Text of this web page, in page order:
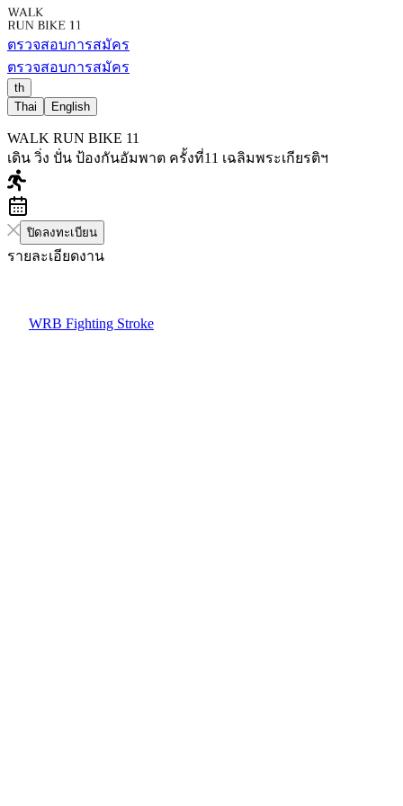
ตรวจสอบการสมัคร
ตรวจสอบการสมัคร
th
Thai
English
WALK RUN BIKE 11
เดิน วิ่ง ปั่น ป้องกันอัมพาต ครั้งที่11 เฉลิมพระเกียรติฯ
ปิดลงทะเบียน
รายละเอียดงาน
WRB Fighting Stroke